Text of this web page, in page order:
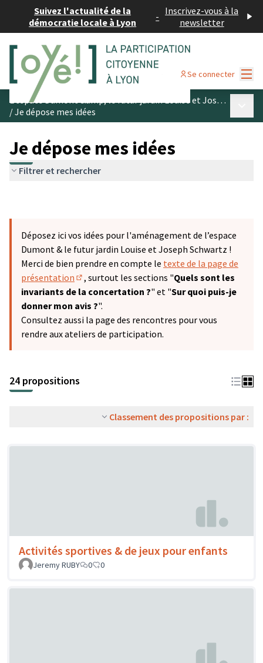
Suivez l'actualité de la
démocratie locale à Lyon
- Inscrivez-vous à la
newsletter
Se connecter
L’espace Dumont &amp; le futur jardin Louise et Joseph Schwartz
/Je dépose mes idées
Je dépose mes idées
Filtrer et rechercher
Déposez ici vos idées pour l'aménagement de l’espace
Dumont & le futur jardin Louise et Joseph Schwartz !
Merci de bien prendre en compte le texte de la page de
présentation
(S'ouvre dans un nouvel onglet)
, surtout les sections "Quels sont les
invariants de la concertation ?" et "Sur quoi puis-je
donner mon avis ?".
Consultez aussi la page des rencontres pour vous
rendre aux ateliers de participation.
24 propositions
Classement des propositions par :
Activités sportives & de jeux pour enfants
Jeremy RUBY 0 0